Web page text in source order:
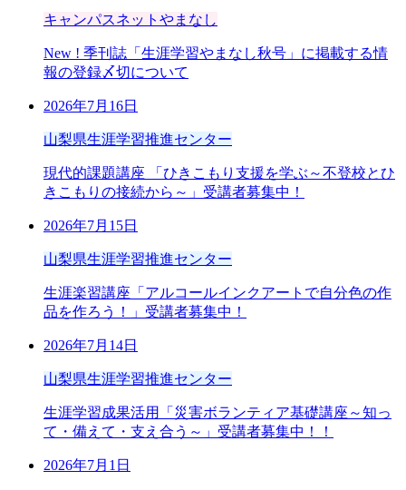
キャンパスネットやまなし
New ! 季刊誌「生涯学習やまなし秋号」に掲載する情
報の登録〆切について
2026年7月16日
山梨県生涯学習推進センター
現代的課題講座 「ひきこもり支援を学ぶ～不登校とひ
きこもりの接続から～」受講者募集中！
2026年7月15日
山梨県生涯学習推進センター
生涯楽習講座「アルコールインクアートで自分色の作
品を作ろう！」受講者募集中！
2026年7月14日
山梨県生涯学習推進センター
生涯学習成果活用「災害ボランティア基礎講座～知っ
て・備えて・支え合う～」受講者募集中！！
2026年7月1日